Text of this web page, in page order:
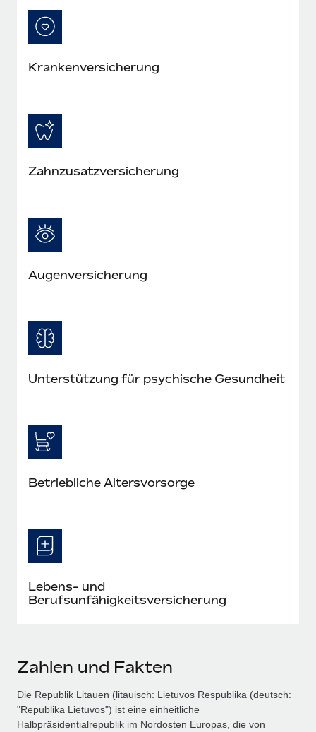
Mehr erfahren
Krankenversicherung
Zahnzusatzversicherung
Augenversicherung
Unterstützung für psychische Gesundheit
Betriebliche Altersvorsorge
Lebens- und
Berufsunfähigkeitsversicherung
Zahlen und Fakten
Die Republik Litauen (litauisch: Lietuvos Respublika (deutsch:
"Republika Lietuvos") ist eine einheitliche
Halbpräsidentialrepublik im Nordosten Europas, die von